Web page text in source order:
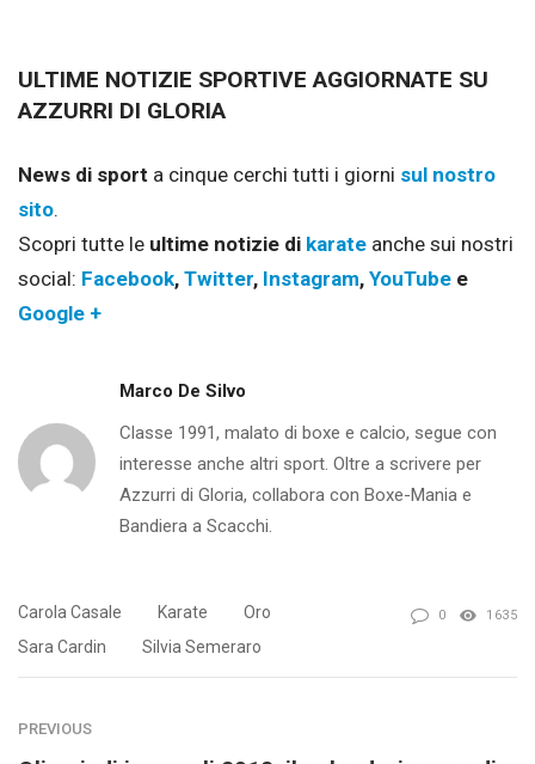
ULTIME NOTIZIE SPORTIVE AGGIORNATE SU
AZZURRI DI GLORIA
News di sport a cinque cerchi tutti i giorni sul nostro
sito.
Scopri tutte le ultime notizie di karate anche sui nostri
social: Facebook, Twitter, Instagram, YouTube e
Google +
Marco De Silvo
Classe 1991, malato di boxe e calcio, segue con
interesse anche altri sport. Oltre a scrivere per
Azzurri di Gloria, collabora con Boxe-Mania e
Bandiera a Scacchi.
Carola Casale Karate
Oro
Sara Cardin
Silvia Semeraro
0 1635
PREVIOUS